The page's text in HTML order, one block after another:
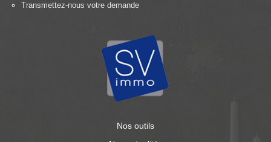
Transmettez-nous votre demande
Nos outils